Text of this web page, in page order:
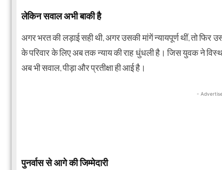
लेकिन सवाल अभी बाकी है
अगर भरत की लड़ाई सही थी, अगर उसकी मांगें न्यायपूर्ण थीं, तो फिर
के परिवार के लिए अब तक न्याय की राह धुंधली है। जिस युवक ने
अब भी सवाल, पीड़ा और प्रतीक्षा ही आई है।
-
पुनर्वास से आगे की जिम्मेदारी